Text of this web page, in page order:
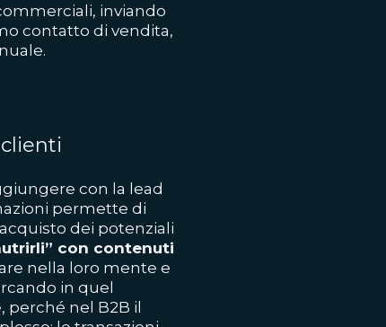
inviando
contatto di vendita,
con la lead
permette di
dei potenziali
con contenuti
nella loro mente e
in quel
nel B2B il